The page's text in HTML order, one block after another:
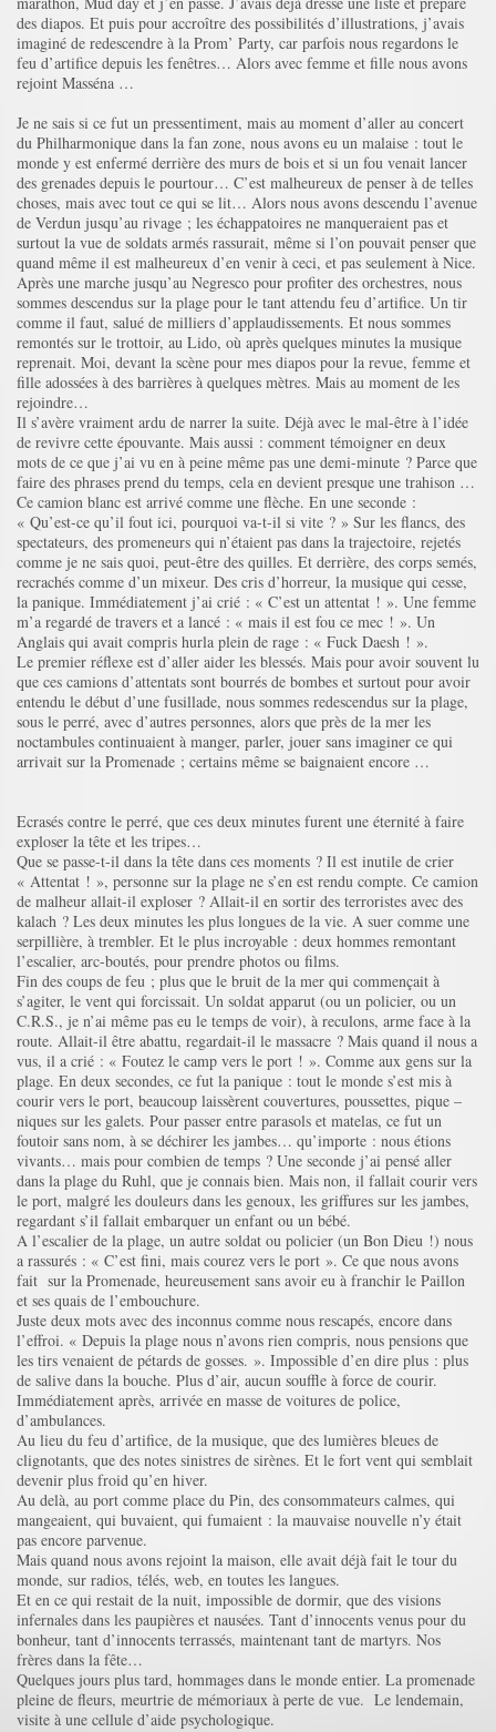
des diapos. Et puis pour accroître des possibilités d’illustrations, j’avais
imaginé de redescendre à la Prom’ Party, car parfois nous regardons le
feu d’artifice depuis les fenêtres… Alors avec femme et fille nous avons
rejoint Masséna …
Je ne sais si ce fut un pressentiment, mais au moment d’aller au concert
du Philharmonique dans la fan zone, nous avons eu un malaise : tout le
monde y est enfermé derrière des murs de bois et si un fou venait lancer
des grenades depuis le pourtour… C’est malheureux de penser à de telles
choses, mais avec tout ce qui se lit… Alors nous avons descendu l’avenue
de Verdun jusqu’au rivage ; les échappatoires ne manqueraient pas et
surtout la vue de soldats armés rassurait, même si l’on pouvait penser que
quand même il est malheureux d’en venir à ceci, et pas seulement à Nice.
Après une marche jusqu’au Negresco pour profiter des orchestres, nous
sommes descendus sur la plage pour le tant attendu feu d’artifice. Un tir
comme il faut, salué de milliers d’applaudissements. Et nous sommes
remontés sur le trottoir, au Lido, où après quelques minutes la musique
reprenait. Moi, devant la scène pour mes diapos pour la revue, femme et
fille adossées à des barrières à quelques mètres. Mais au moment de les
rejoindre…
Il s’avère vraiment ardu de narrer la suite. Déjà avec le mal-être à l’idée
de revivre cette épouvante. Mais aussi : comment témoigner en deux
mots de ce que j’ai vu en à peine même pas une demi-minute ? Parce que
faire des phrases prend du temps, cela en devient presque une trahison …
Ce camion blanc est arrivé comme une flèche. En une seconde :
« Qu’est-ce qu’il fout ici, pourquoi va-t-il si vite ? » Sur les flancs, des
spectateurs, des promeneurs qui n’étaient pas dans la trajectoire, rejetés
comme je ne sais quoi, peut-être des quilles. Et derrière, des corps semés,
recrachés comme d’un mixeur. Des cris d’horreur, la musique qui cesse,
la panique. Immédiatement j’ai crié : « C’est un attentat ! ». Une femme
m’a regardé de travers et a lancé : « mais il est fou ce mec ! ». Un
Anglais qui avait compris hurla plein de rage : « Fuck Daesh ! ».
Le premier réflexe est d’aller aider les blessés. Mais pour avoir souvent lu
que ces camions d’attentats sont bourrés de bombes et surtout pour avoir
entendu le début d’une fusillade, nous sommes redescendus sur la plage,
sous le perré, avec d’autres personnes, alors que près de la mer les
noctambules continuaient à manger, parler, jouer sans imaginer ce qui
arrivait sur la Promenade ; certains même se baignaient encore …
Ecrasés contre le perré, que ces deux minutes furent une éternité à faire
exploser la tête et les tripes…
Que se passe-t-il dans la tête dans ces moments ? Il est inutile de crier
« Attentat ! », personne sur la plage ne s’en est rendu compte. Ce camion
de malheur allait-il exploser ? Allait-il en sortir des terroristes avec des
kalach ? Les deux minutes les plus longues de la vie. A suer comme une
serpillière, à trembler. Et le plus incroyable : deux hommes remontant
l’escalier, arc-boutés, pour prendre photos ou films.
Fin des coups de feu ; plus que le bruit de la mer qui commençait à
s’agiter, le vent qui forcissait. Un soldat apparut (ou un policier, ou un
C.R.S., je n’ai même pas eu le temps de voir), à reculons, arme face à la
route. Allait-il être abattu, regardait-il le massacre ? Mais quand il nous a
vus, il a crié : « Foutez le camp vers le port ! ». Comme aux gens sur la
plage. En deux secondes, ce fut la panique : tout le monde s’est mis à
courir vers le port, beaucoup laissèrent couvertures, poussettes, pique –
niques sur les galets. Pour passer entre parasols et matelas, ce fut un
foutoir sans nom, à se déchirer les jambes… qu’importe : nous étions
vivants… mais pour combien de temps ? Une seconde j’ai pensé aller
dans la plage du Ruhl, que je connais bien. Mais non, il fallait courir vers
le port, malgré les douleurs dans les genoux, les griffures sur les jambes,
regardant s’il fallait embarquer un enfant ou un bébé.
A l’escalier de la plage, un autre soldat ou policier (un Bon Dieu !) nous
a rassurés : « C’est fini, mais courez vers le port ». Ce que nous avons
fait sur la Promenade, heureusement sans avoir eu à franchir le Paillon
et ses quais de l’embouchure.
Juste deux mots avec des inconnus comme nous rescapés, encore dans
l’effroi. « Depuis la plage nous n’avons rien compris, nous pensions que
les tirs venaient de pétards de gosses. ». Impossible d’en dire plus : plus
de salive dans la bouche. Plus d’air, aucun souffle à force de courir.
Immédiatement après, arrivée en masse de voitures de police,
d’ambulances.
Au lieu du feu d’artifice, de la musique, que des lumières bleues de
clignotants, que des notes sinistres de sirènes. Et le fort vent qui semblait
devenir plus froid qu’en hiver.
Au delà, au port comme place du Pin, des consommateurs calmes, qui
mangeaient, qui buvaient, qui fumaient : la mauvaise nouvelle n’y était
pas encore parvenue.
Mais quand nous avons rejoint la maison, elle avait déjà fait le tour du
monde, sur radios, télés, web, en toutes les langues.
Et en ce qui restait de la nuit, impossible de dormir, que des visions
infernales dans les paupières et nausées. Tant d’innocents venus pour du
bonheur, tant d’innocents terrassés, maintenant tant de martyrs. Nos
frères dans la fête…
Quelques jours plus tard, hommages dans le monde entier. La promenade
pleine de fleurs, meurtrie de mémoriaux à perte de vue. Le lendemain,
visite à une cellule d’aide psychologique.